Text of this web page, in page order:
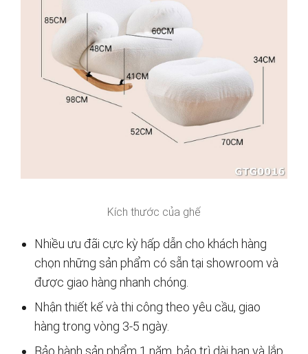
Kích thước của ghế
Nhiều ưu đãi cực kỳ hấp dẫn cho khách hàng
chọn những sản phẩm có sẵn tại showroom và
được giao hàng nhanh chóng.
Nhận thiết kế và thi công theo yêu cầu, giao
hàng trong vòng 3-5 ngày.
Bảo hành sản phẩm 1 năm, bảo trì dài hạn và lắp